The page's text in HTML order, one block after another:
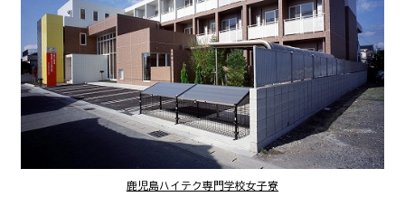
鹿児島ハイテク専門学校女子寮